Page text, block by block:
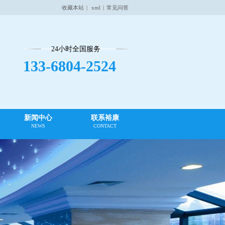
收藏本站 | xml | 常见问答
24小时全国服务
133-6804-2524
新闻中心
NEWS
联系裕康
CONTACT